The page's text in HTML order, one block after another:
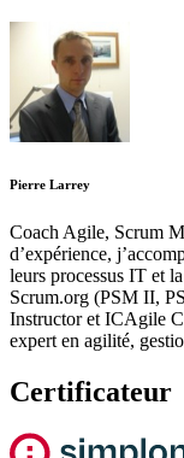
Pierre Larrey
Coach Agile, Scrum
d’expérience,
leurs processus IT et
Scrum.org (PSM II,
Instructor et ICAgile
expert en agilité,
Certificateur